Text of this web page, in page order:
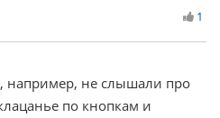
1
например, не слышали про
по кнопкам и